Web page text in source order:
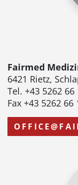
Fairmed
6421 Rietz,
Tel. +43 5262 66
Fax +43 5262 66